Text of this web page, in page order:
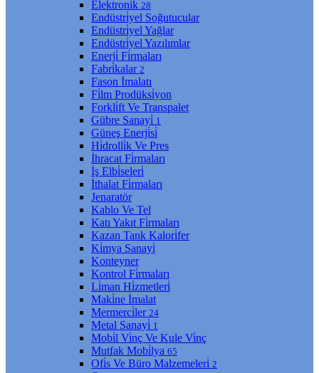
Elektroni̇k 28
Endüstri̇yel Soğutucular
Endüstri̇yel Yağlar
Endüstri̇yel Yazılımlar
Enerji̇ Fi̇rmaları
Fabri̇kalar 2
Fason İmalatı
Fi̇lm Prodüksi̇yon
Forkli̇ft Ve Transpalet
Gübre Sanayi̇ 1
Güneş Enerji̇si̇
Hi̇drolli̇k Ve Pres
İhracat Fi̇rmaları
İş Elbi̇seleri̇
İthalat Fi̇rmaları
Jenaratör
Kablo Ve Tel
Katı Yakıt Fi̇rmaları
Kazan Tank Kalori̇fer
Ki̇mya Sanayi̇
Konteyner
Kontrol Fi̇rmaları
Li̇man Hi̇zmetleri̇
Maki̇ne İmalat
Mermerci̇ler 24
Metal Sanayi̇ 1
Mobi̇l Vi̇nç Ve Kule Vi̇nç
Mutfak Mobi̇lya 65
Ofi̇s Ve Büro Malzemeleri̇ 2